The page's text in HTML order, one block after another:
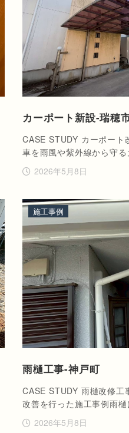
カーポート新設-瑞穂
CASE STUDY カーポート
車を雨風や紫外線から守
2026年5月8日
雨樋工事-神戸町
CASE STUDY 雨樋改修工
改善を行った施工事例雨
2026年5月8日
施工事例